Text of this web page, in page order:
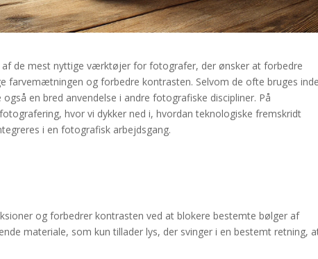
de mest nyttige værktøjer for fotografer, der ønsker at forbedre
farvemætningen og forbedre kontrasten. Selvom de ofte bruges
en bred anvendelse i andre fotografiske discipliner. På
hvor vi dykker ned i, hvordan teknologiske fremskridt
i en fotografisk arbejdsgang.
og forbedrer kontrasten ved at blokere bestemte bølger af
materiale, som kun tillader lys, der svinger i en bestemt retning,